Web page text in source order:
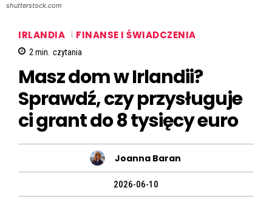
shutterstock.com
IRLANDIA FINANSE I ŚWIADCZENIA
2 min. czytania
Masz dom w Irlandii?
Sprawdź, czy przysługuje
ci grant do 8 tysięcy euro
Joanna Baran
2026-06-10